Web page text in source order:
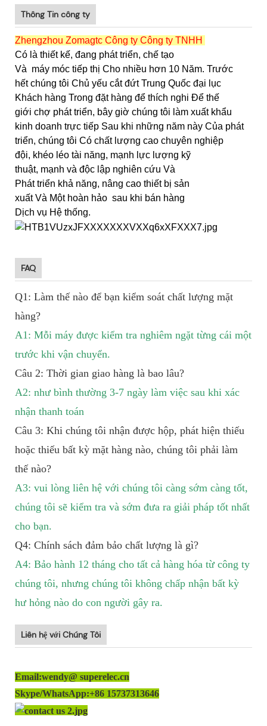
Thông Tin công ty
Zhengzhou Zomagtc Công ty Công ty TNHH
Có là thiết kế, đang phát triển, chế tạo
Và máy móc tiếp thị Cho nhiều hơn 10 Năm. Trước
hết chúng tôi Chủ yếu cắt đứt Trung Quốc đại lục
Khách hàng Trong đặt hàng để thích nghi Để thế
giới chợ phát triển, bây giờ chúng tôi làm xuất khẩu
kinh doanh trực tiếp Sau khi những năm này Của phát
triển, chúng tôi Có chất lượng cao chuyên nghiệp
đội, khéo léo tài năng, mạnh lực lượng kỹ
thuật, mạnh và độc lập nghiên cứu Và
Phát triển khả năng, nâng cao thiết bị sản
xuất Và Một hoàn hảo sau khi bán hàng
Dịch vụ Hệ thống.
FAQ
Q1: Làm thế nào để bạn kiểm soát chất lượng mặt
hàng?
A1: Mỗi máy được kiểm tra nghiêm ngặt từng cái một
trước khi vận chuyển.
Câu 2: Thời gian giao hàng là bao lâu?
A2: như bình thường 3-7 ngày làm việc sau khi xác
nhận thanh toán
Câu 3: Khi chúng tôi nhận được hộp, phát hiện thiếu
hoặc thiếu bất kỳ mặt hàng nào, chúng tôi phải làm
thế nào?
A3: vui lòng liên hệ với chúng tôi càng sớm càng tốt,
chúng tôi sẽ kiểm tra và sớm đưa ra giải pháp tốt nhất
cho bạn.
Q4: Chính sách đảm bảo chất lượng là gì?
A4: Bảo hành 12 tháng cho tất cả hàng hóa từ công ty
chúng tôi, nhưng chúng tôi không chấp nhận bất kỳ
hư hỏng nào do con người gây ra.
Liên hệ với Chúng Tôi
Email:wendy@ superelec.cn
Skype/WhatsApp:+86 15737313646